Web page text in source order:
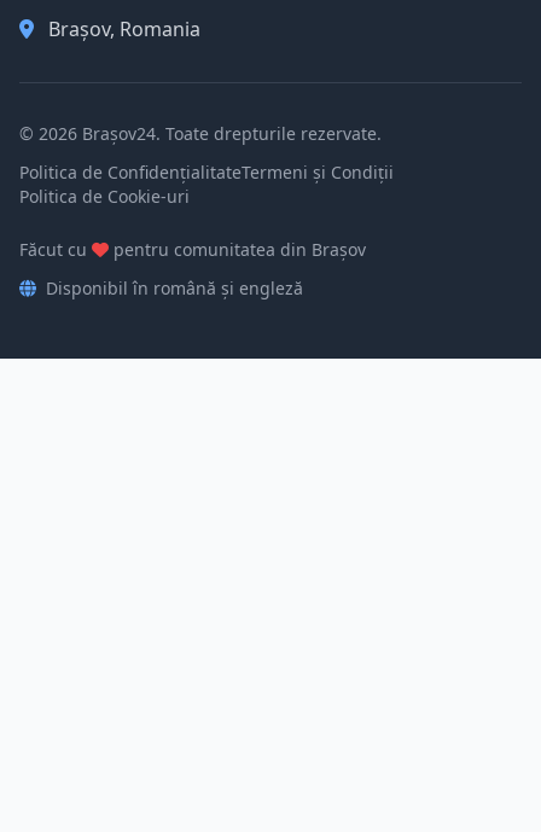
Brașov, Romania
© 2026 Brașov24. Toate drepturile rezervate.
Politica de ConfidențialitateTermeni și Condiții
Politica de Cookie-uri
Făcut cu
pentru comunitatea din Brașov
Disponibil în română și engleză